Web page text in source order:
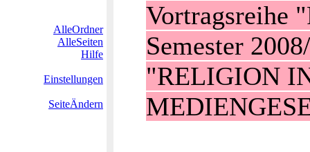
AlleOrdner
AlleSeiten
Hilfe
Einstellungen
SeiteÄndern
Vortragsreihe
Semester
"RELIGION